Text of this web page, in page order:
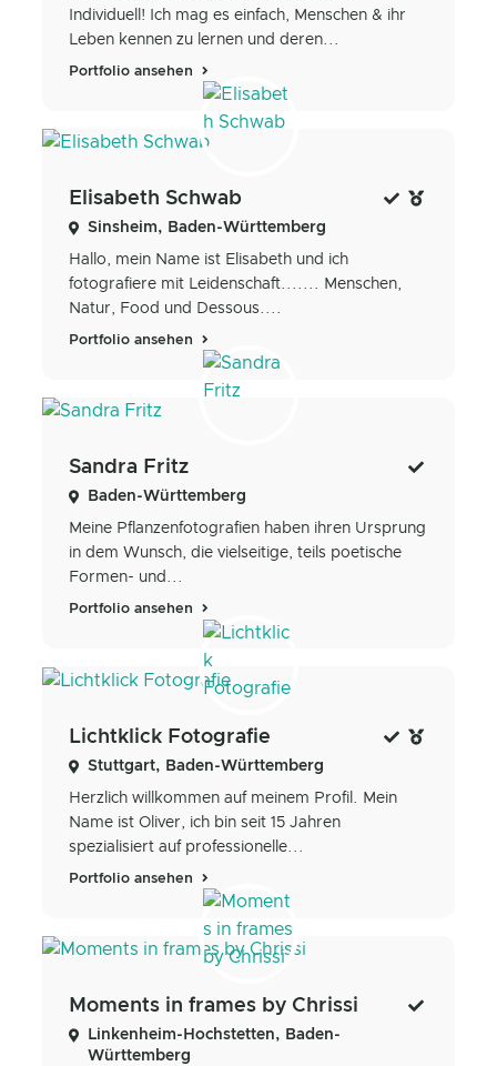
Individuell! Ich mag es einfach, Menschen & ihr
Leben kennen zu lernen und deren...
Portfolio ansehen
Elisabeth Schwab
Sinsheim, Baden-Württemberg
Hallo, mein Name ist Elisabeth und ich
fotografiere mit Leidenschaft....... Menschen,
Natur, Food und Dessous....
Portfolio ansehen
Sandra Fritz
Baden-Württemberg
Meine Pflanzenfotografien haben ihren Ursprung
in dem Wunsch, die vielseitige, teils poetische
Formen- und...
Portfolio ansehen
Lichtklick Fotografie
Stuttgart, Baden-Württemberg
Herzlich willkommen auf meinem Profil. Mein
Name ist Oliver, ich bin seit 15 Jahren
spezialisiert auf professionelle...
Portfolio ansehen
Moments in frames by Chrissi
Linkenheim-Hochstetten, Baden-
Württemberg